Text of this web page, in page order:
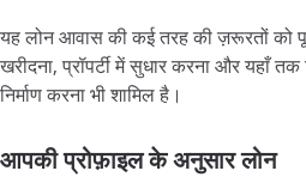
यह लोन आवास की कई तरह की ज़रूरतों को
खरीदना, प्रॉपर्टी में सुधार करना और यहाँ
निर्माण करना भी शामिल है।
आपकी प्रोफ़ाइल के अनुसार लोन